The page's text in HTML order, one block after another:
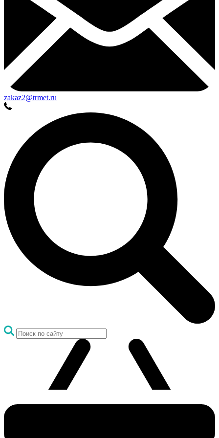
zakaz2@trmet.ru